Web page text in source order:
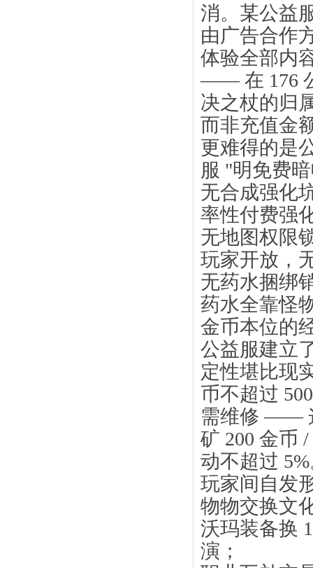
消。某公益
由广告合作
体验全部内
—— 在 176
决之杖的归
而非充值金
更难得的是
服 "明免费
无合成强化
率性付费强
无地图权限
玩家开放，
无药水捆绑
药水全靠怪
金币本位的
公益服建立
定性堪比现
币不超过
需维修 ——
矿 200 金币
动不超过
玩家间自发
物物交换文
沃玛装备换
演；